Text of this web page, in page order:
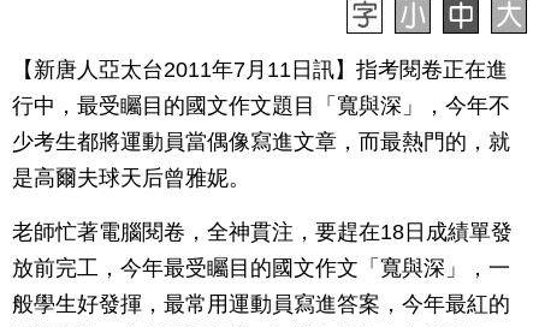
【新唐人亞太台2011年7月11日訊】指考閱卷正在進
行中，最受矚目的國文作文題目「寬與深」，今年不
少考生都將運動員當偶像寫進文章，而最熱門的，就
是高爾夫球天后曾雅妮。
老師忙著電腦閱卷，全神貫注，要趕在18日成績單發
放前完工，今年最受矚目的國文作文「寬與深」，一
般學生好發揮，最常用運動員寫進答案，今年最紅的